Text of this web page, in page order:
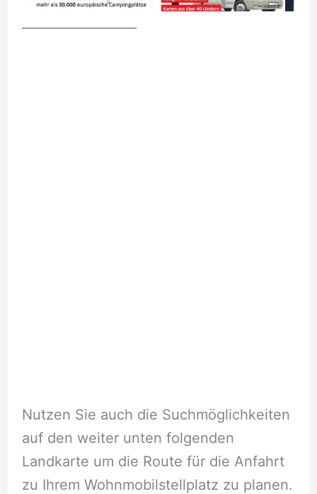
Nutzen Sie auch die Suchmöglichkeiten
auf den weiter unten folgenden
Landkarte um die Route für die Anfahrt
zu Ihrem Wohnmobilstellplatz zu planen.